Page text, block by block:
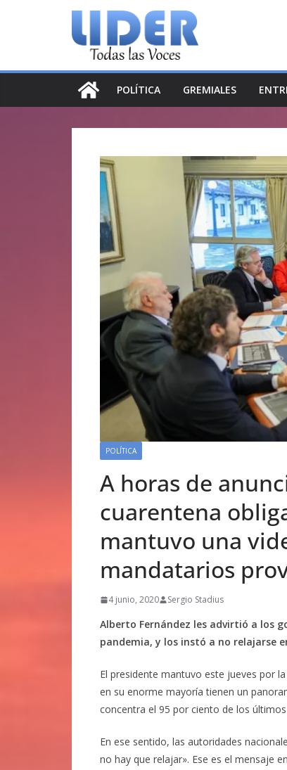
POLÍTICA GREMIALES
POLÍTICA
A horas de
cuarentena
mantuvo una
mandatarios
4 junio, 2020 Sergio Stadius
Alberto Fernández les advirtió a los
pandemia, y los instó a no relajarse
El presidente mantuvo este jueves por
en su enorme mayoría tienen un
concentra el 95 por ciento de los
En ese sentido, las autoridades
no hay que relajar». Ese es el mensaje